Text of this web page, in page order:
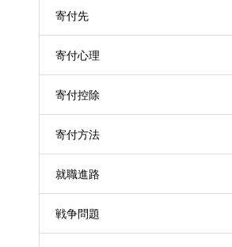
寄付先
寄付心理
寄付控除
寄付方法
就職進路
戦争問題